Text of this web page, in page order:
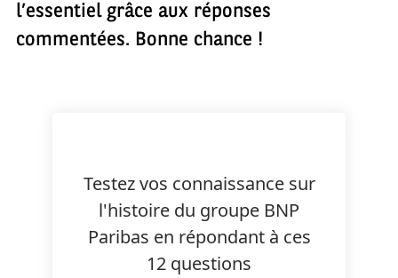
l’essentiel grâce aux réponses
commentées. Bonne chance !
Testez vos connaissance sur
l'histoire du groupe BNP
Paribas en répondant à ces
12 questions